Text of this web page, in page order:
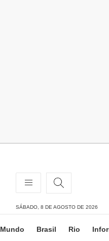
SÁBADO, 8 DE AGOSTO DE 2026
Mundo Brasil Rio